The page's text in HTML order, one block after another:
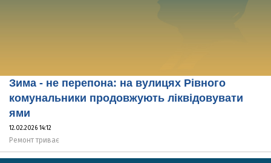
Зима - не перепона: на вулицях Рівного
комунальники продовжують ліквідовувати
ями
12.02.2026 14:12
Ремонт триває